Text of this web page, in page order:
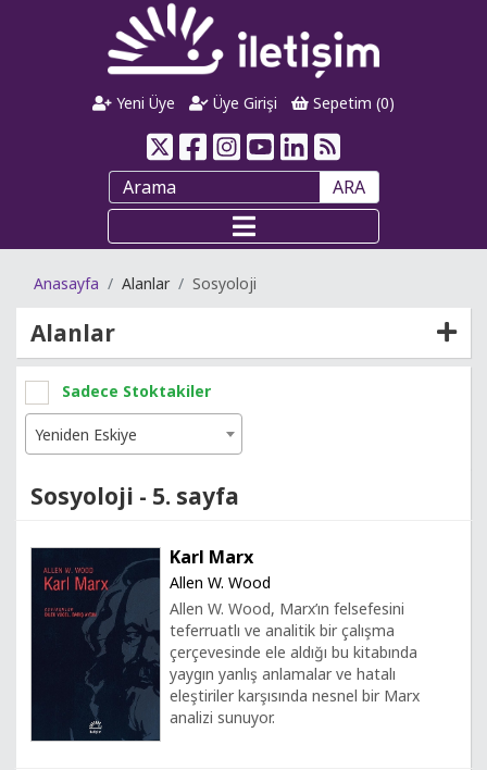
Yeni Üye Üye Girişi Sepetim (0)
ARA
Anasayfa Alanlar Sosyoloji
Alanlar
Sadece Stoktakiler
Yeniden Eskiye
Sosyoloji - 5. sayfa
Karl Marx
Allen W. Wood
Allen W. Wood, Marx’ın felsefesini
teferruatlı ve analitik bir çalışma
çerçevesinde ele aldığı bu kitabında
yaygın yanlış anlamalar ve hatalı
eleştiriler karşısında nesnel bir Marx
analizi sunuyor.